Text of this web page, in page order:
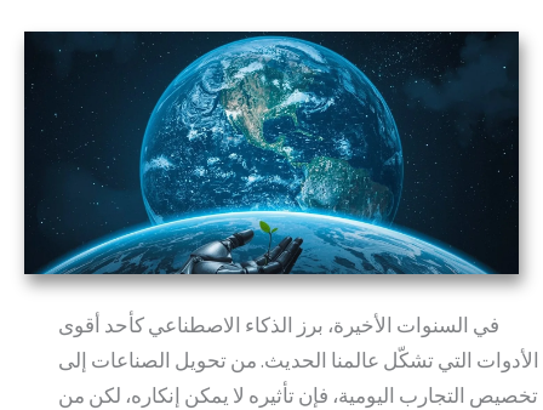
في السنوات الأخيرة، برز الذكاء الاصطناعي كأحد أقوى
الأدوات التي تشكّل عالمنا الحديث. من تحويل الصناعات إلى
تخصيص التجارب اليومية، فإن تأثيره لا يمكن إنكاره، لكن من